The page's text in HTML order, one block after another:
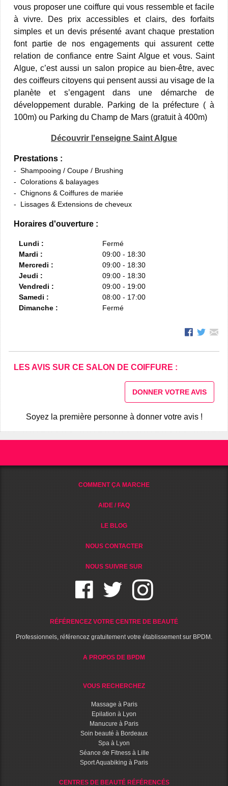
vous proposer une coiffure qui vous ressemble et facile
à vivre. Des prix accessibles et clairs, des forfaits
simples et un devis présenté avant chaque prestation
font partie de nos engagements qui assurent cette
relation de confiance entre Saint Algue et vous. Saint
Algue, c’est aussi un salon propice au bien-être, avec
des coiffeurs citoyens qui pensent aussi au visage de la
planète et s’engagent dans une démarche de
développement durable. Parking de la préfecture ( à
100m) ou Parking du Champ de Mars (gratuit à 400m)
Découvrir l'enseigne Saint Algue
Prestations :
Shampooing / Coupe / Brushing
Colorations & balayages
Chignons & Coiffures de mariée
Lissages & Extensions de cheveux
Horaires d'ouverture :
Lundi :
Fermé
Mardi :
09:00 - 18:30
Mercredi :
09:00 - 18:30
Jeudi :
09:00 - 18:30
Vendredi :
09:00 - 19:00
Samedi :
08:00 - 17:00
Dimanche :
Fermé
LES AVIS SUR CE SALON DE COIFFURE :
DONNER VOTRE AVIS
Soyez la première personne à donner votre avis !
COMMENT ÇA MARCHE
AIDE / FAQ
LE BLOG
NOUS CONTACTER
NOUS SUIVRE SUR
RÉFÉRENCEZ VOTRE CENTRE DE BEAUTÉ
Professionnels, référencez gratuitement votre établissement sur BPDM.
A PROPOS DE BPDM
VOUS RECHERCHEZ
Massage à Paris
Epilation à Lyon
Manucure à Paris
Soin beauté à Bordeaux
Spa à Lyon
Séance de Fitness à Lille
Sport Aquabiking à Paris
CENTRES DE BEAUTÉ RÉFÉRENCÉS